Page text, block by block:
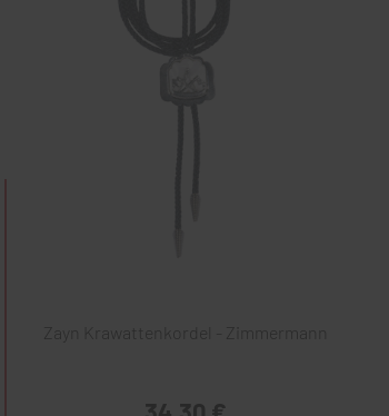
Zayn Krawattenkordel - Zimmermann